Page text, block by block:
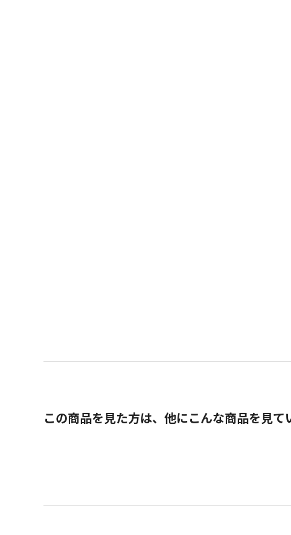
この商品を見た方は、他にこんな商品を見て